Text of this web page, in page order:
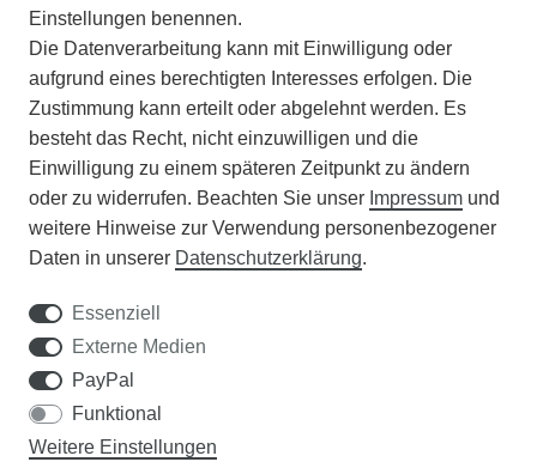
BATTERIEENTSORGUNG
VERANSTALTUNGEN
APOTHEKERSCHRANK
WISSENSWERTES
DER WEG ZUM TRAUMRASEN
Samen Rohde GmbH
Einstellungen benennen.
Die Datenverarbeitung kann mit Einwilligung oder
aufgrund eines berechtigten Interesses erfolgen. Die
Zustimmung kann erteilt oder abgelehnt werden. Es
besteht das Recht, nicht einzuwilligen und die
Einwilligung zu einem späteren Zeitpunkt zu ändern
oder zu widerrufen. Beachten Sie unser Impressum und
weitere Hinweise zur Verwendung personenbezogener
Daten in unserer Daten­schutz­erklärung.
Essenziell
Externe Medien
PayPal
Funktional
Weitere Einstellungen